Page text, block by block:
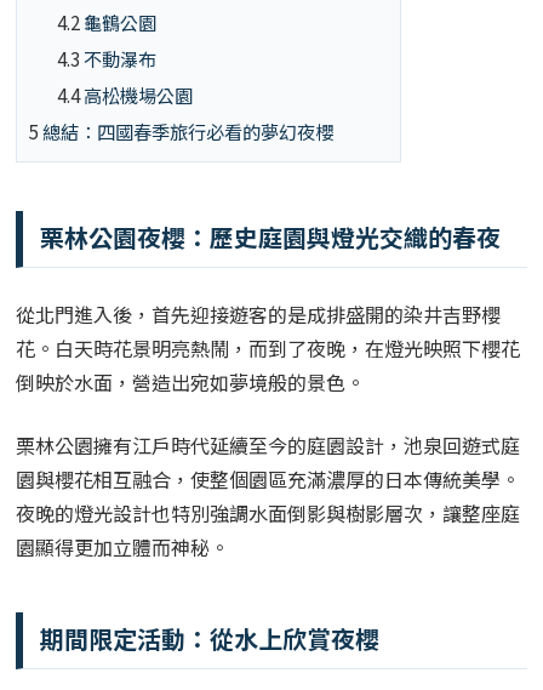
4.2龜鶴公園
4.3 不動瀑布
4.4高松機場公園
5總結：四國春季旅行必看的夢幻夜櫻
栗林公園夜櫻：歷史庭園與燈光交織的春夜
從北門進入後，首先迎接遊客的是成排盛開的染井吉野櫻
花。白天時花景明亮熱鬧，而到了夜晚，在燈光映照下櫻花
倒映於水面，營造出宛如夢境般的景色。
栗林公園擁有江戶時代延續至今的庭園設計，池泉回遊式庭
園與櫻花相互融合，使整個園區充滿濃厚的日本傳統美學。
夜晚的燈光設計也特別強調水面倒影與樹影層次，讓整座庭
園顯得更加立體而神秘。
期間限定活動：從水上欣賞夜櫻